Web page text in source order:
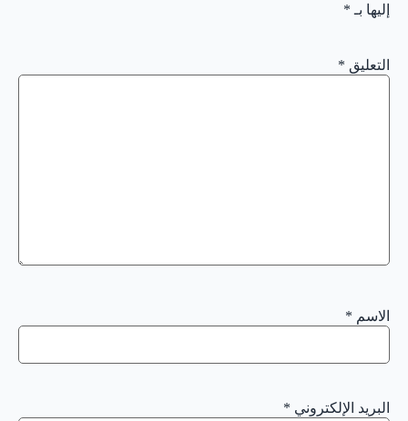
إليها بـ *
التعليق *
الاسم *
البريد الإلكتروني *